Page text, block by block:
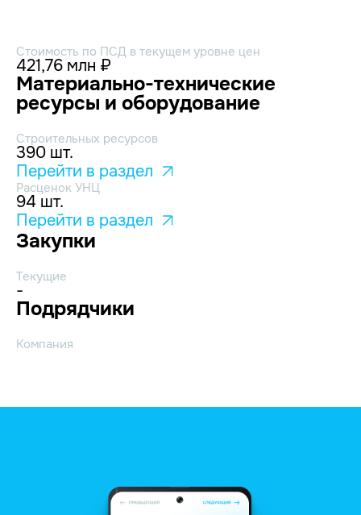
Стоимость по ПСД в текущем уровне цен
421,76 млн ₽
Материально-технические
ресурсы и оборудование
Строительных ресурсов
390 шт.
Перейти в раздел
Расценок УНЦ
94 шт.
Перейти в раздел
Закупки
Текущие
-
Подрядчики
Компания